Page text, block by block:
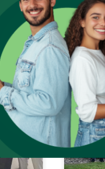
and
The
Prof.